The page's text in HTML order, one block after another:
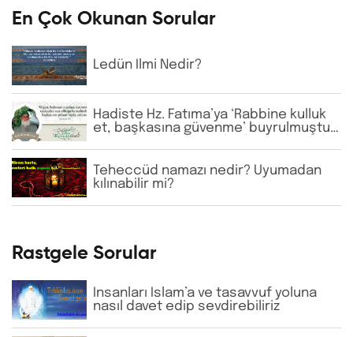
En Çok Okunan Sorular
Ledün İlmi Nedir?
Hadiste Hz. Fatıma’ya ‘Rabbine kulluk
et, başkasına güvenme’ buyrulmuştur.
etmektedir. Bu anlayış doğru mudur?
Teheccüd namazı nedir? Uyumadan
kılınabilir mi?
Rastgele Sorular
İnsanları İslam’a ve tasavvuf yoluna
nasıl davet edip sevdirebiliriz